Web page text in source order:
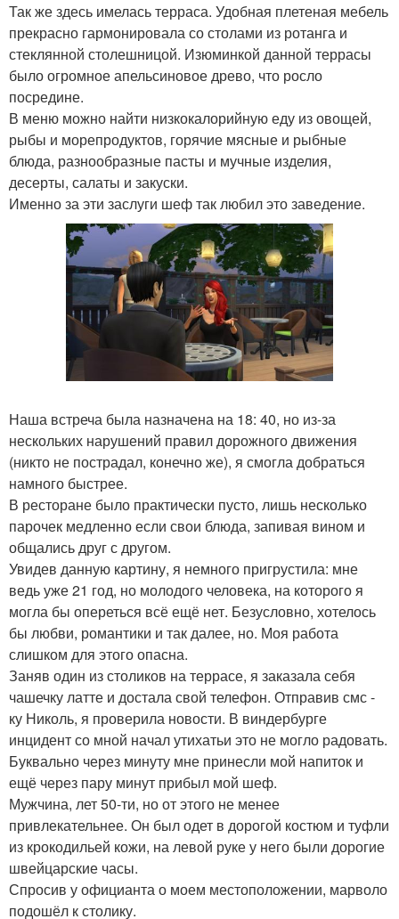
Так же здесь имелась терраса. Удобная плетеная мебель
прекрасно гармонировала со столами из ротанга и
стеклянной столешницой. Изюминкой данной террасы
было огромное апельсиновое древо, что росло
посредине.
В меню можно найти низкокалорийную еду из овощей,
рыбы и морепродуктов, горячие мясные и рыбные
блюда, разнообразные пасты и мучные изделия,
десерты, салаты и закуски.
Именно за эти заслуги шеф так любил это заведение.
Наша встреча была назначена на 18: 40, но из-за
нескольких нарушений правил дорожного движения
(никто не пострадал, конечно же), я смогла добраться
намного быстрее.
В ресторане было практически пусто, лишь несколько
парочек медленно если свои блюда, запивая вином и
общались друг с другом.
Увидев данную картину, я немного пригрустила: мне
ведь уже 21 год, но молодого человека, на которого я
могла бы опереться всё ещё нет. Безусловно, хотелось
бы любви, романтики и так далее, но. Моя работа
слишком для этого опасна.
Заняв один из столиков на террасе, я заказала себя
чашечку латте и достала свой телефон. Отправив смс -
ку Николь, я проверила новости. В виндербурге
инцидент со мной начал утихатьи это не могло радовать.
Буквально через минуту мне принесли мой напиток и
ещё через пару минут прибыл мой шеф.
Мужчина, лет 50-ти, но от этого не менее
привлекательнее. Он был одет в дорогой костюм и туфли
из крокодильей кожи, на левой руке у него были дорогие
швейцарские часы.
Спросив у официанта о моем местоположении, марволо
подошёл к столику.